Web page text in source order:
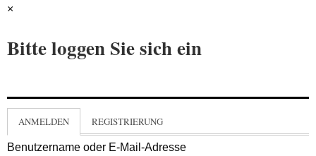
×
Bitte loggen Sie sich ein
ANMELDEN REGISTRIERUNG
Benutzername oder E-Mail-Adresse